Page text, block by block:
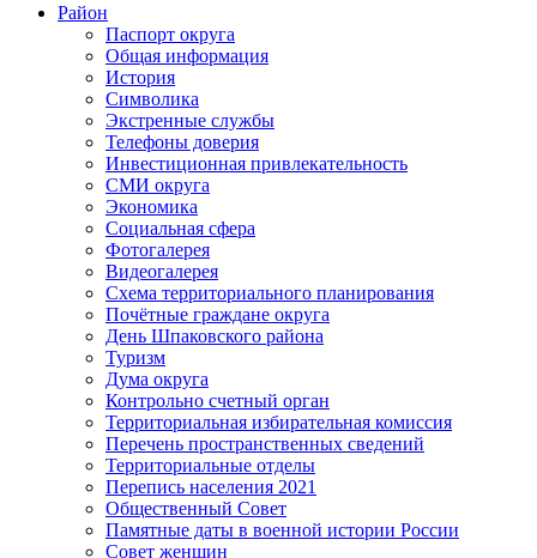
Район
Паспорт округа
Общая информация
История
Символика
Экстренные службы
Телефоны доверия
Инвестиционная привлекательность
СМИ округа
Экономика
Социальная сфера
Фотогалерея
Видеогалерея
Схема территориального планирования
Почётные граждане округа
День Шпаковского района
Туризм
Дума округа
Контрольно счетный орган
Территориальная избирательная комиссия
Перечень пространственных сведений
Территориальные отделы
Перепись населения 2021
Общественный Совет
Памятные даты в военной истории России
Совет женщин